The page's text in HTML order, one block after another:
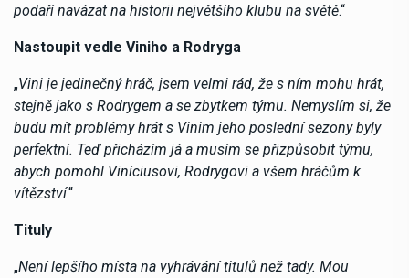
podaří navázat na historii největšího klubu na světě.“
Nastoupit vedle Viniho a Rodryga
„Vini je jedinečný hráč, jsem velmi rád, že s ním mohu hrát,
stejně jako s Rodrygem a se zbytkem týmu. Nemyslím si, že
budu mít problémy hrát s Vinim jeho poslední sezony byly
perfektní. Teď přicházím já a musím se přizpůsobit týmu,
abych pomohl Viníciusovi, Rodrygovi a všem hráčům k
vítězství.“
Tituly
„Není lepšího místa na vyhrávání titulů než tady. Mou